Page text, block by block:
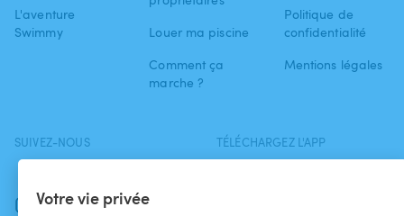
Votre vie privée
L'aventure
Swimmy
Louer ma piscine
Comment ça
marche ?
Politique de
confidentialité
Mentions légales
SUIVEZ-NOUS
Instagram
TÉLÉCHARGEZ L'APP